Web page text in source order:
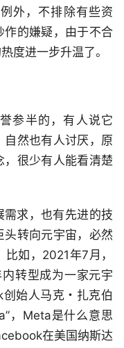
外，不排除有些资
作的嫌疑，由于不合
度进一步升温了。
参半的，有人说它
然也有人讨厌，原
，很少有人能看清楚
求，也有先进的技
转向元宇宙，必然
如，2021年7月，
转型成为一家元宇
始人马克・扎克伯
，Meta是什么意思
在美国纳斯达